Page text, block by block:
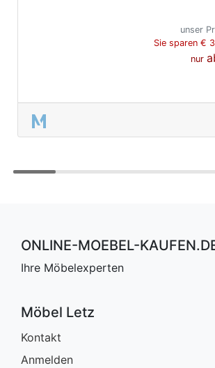
unser
Sie sparen €
nur
ONLINE-MOEBEL-
Ihre Möbelexperten
Möbel Letz
Kontakt
Anmelden